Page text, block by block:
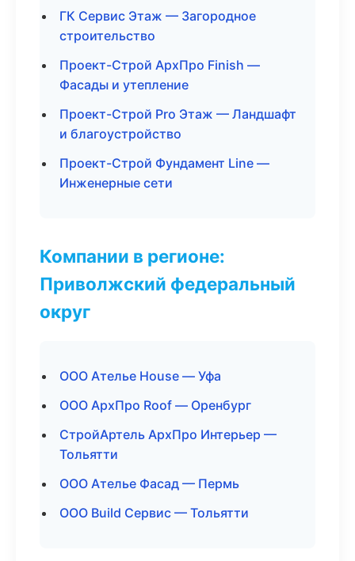
ГК Сервис Этаж — Загородное
строительство
Проект-Строй АрхПро Finish —
Фасады и утепление
Проект-Строй Pro Этаж — Ландшафт
и благоустройство
Проект-Строй Фундамент Line —
Инженерные сети
Компании в регионе:
Приволжский федеральный
округ
ООО Ателье House — Уфа
ООО АрхПро Roof — Оренбург
СтройАртель АрхПро Интерьер —
Тольятти
ООО Ателье Фасад — Пермь
ООО Build Сервис — Тольятти